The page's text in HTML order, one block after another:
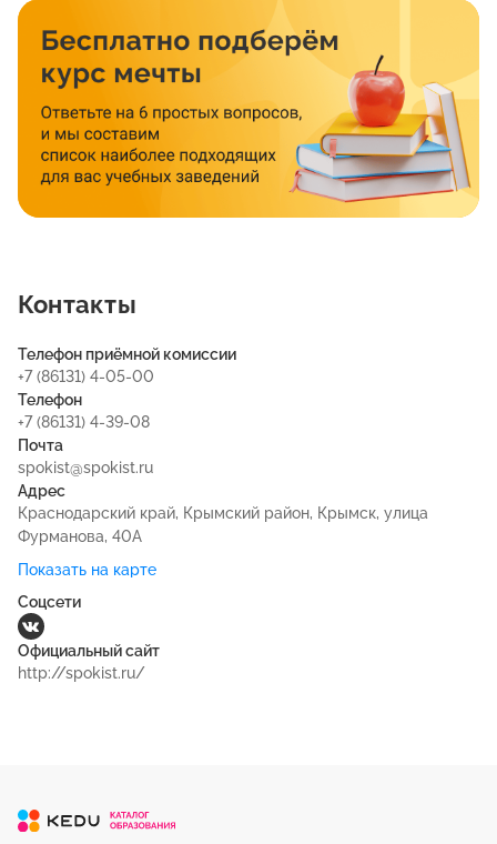
Контакты
Телефон приёмной комиссии
+7 (86131) 4-05-00
Телефон
+7 (86131) 4-39-08
Почта
spokist@spokist.ru
Адрес
Краснодарский край, Крымский район, Крымск, улица
Фурманова, 40А
Показать на карте
Соцсети
Официальный сайт
http://spokist.ru/